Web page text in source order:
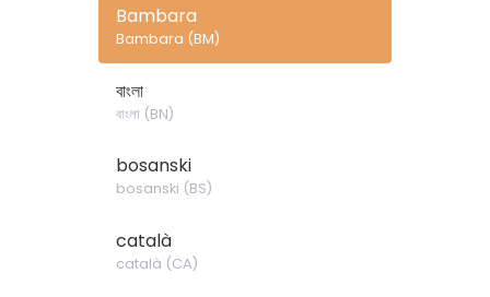
Bambara
Bambara (BM)
বাংলা
বাংলা (BN)
bosanski
bosanski (BS)
català
català (CA)